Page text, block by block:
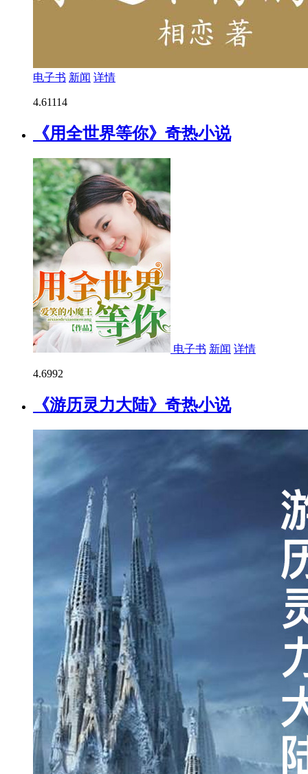
电子书 新闻 详情
4.61114
《用全世界等你》奇热小说
电子书 新闻 详情
4.6992
《游历灵力大陆》奇热小说